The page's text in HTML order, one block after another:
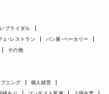
・ブライダル
ェ・レストラン
パン屋・ベーカリー
その他
ニング
個人経営